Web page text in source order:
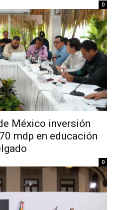
0
México inversión
mdp en educación
0